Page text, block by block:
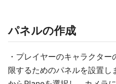
パネルの作成
・プレイヤーのキャラクタ
限するためのパネルを設置